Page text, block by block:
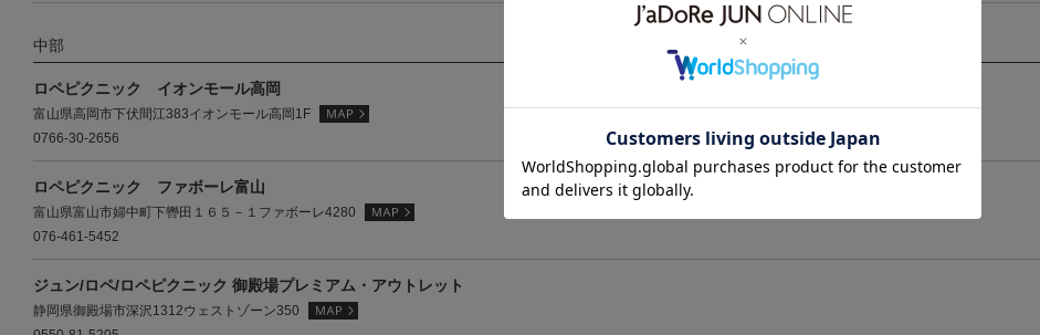
中部
ロペピクニック イオンモール高岡
富山県高岡市下伏間江383イオンモール高岡1F
0766-30-2656
ロペピクニック ファボーレ富山
富山県富山市婦中町下轡田１６５－１ファボーレ4280
076-461-5452
ジュン/ロペ/ロペピクニック 御殿場プレミアム・アウトレット
静岡県御殿場市深沢1312ウェストゾーン350